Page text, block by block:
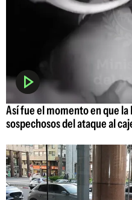
Así fue el momento en que
sospechosos del ataque al